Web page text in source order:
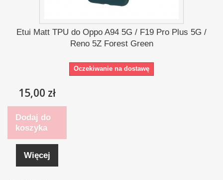
Etui Matt TPU do Oppo A94 5G / F19 Pro Plus 5G /
Reno 5Z Forest Green
Oczekiwanie na dostawę
15,00 zł
Dodaj do
koszyka
Więcej